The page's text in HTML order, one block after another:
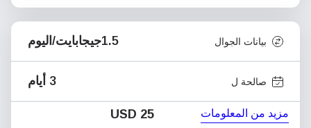
بيانات الجوال 1.5جيجابايت/اليوم
صالحة ل 3 أيام
مزيد من المعلومات USD 25